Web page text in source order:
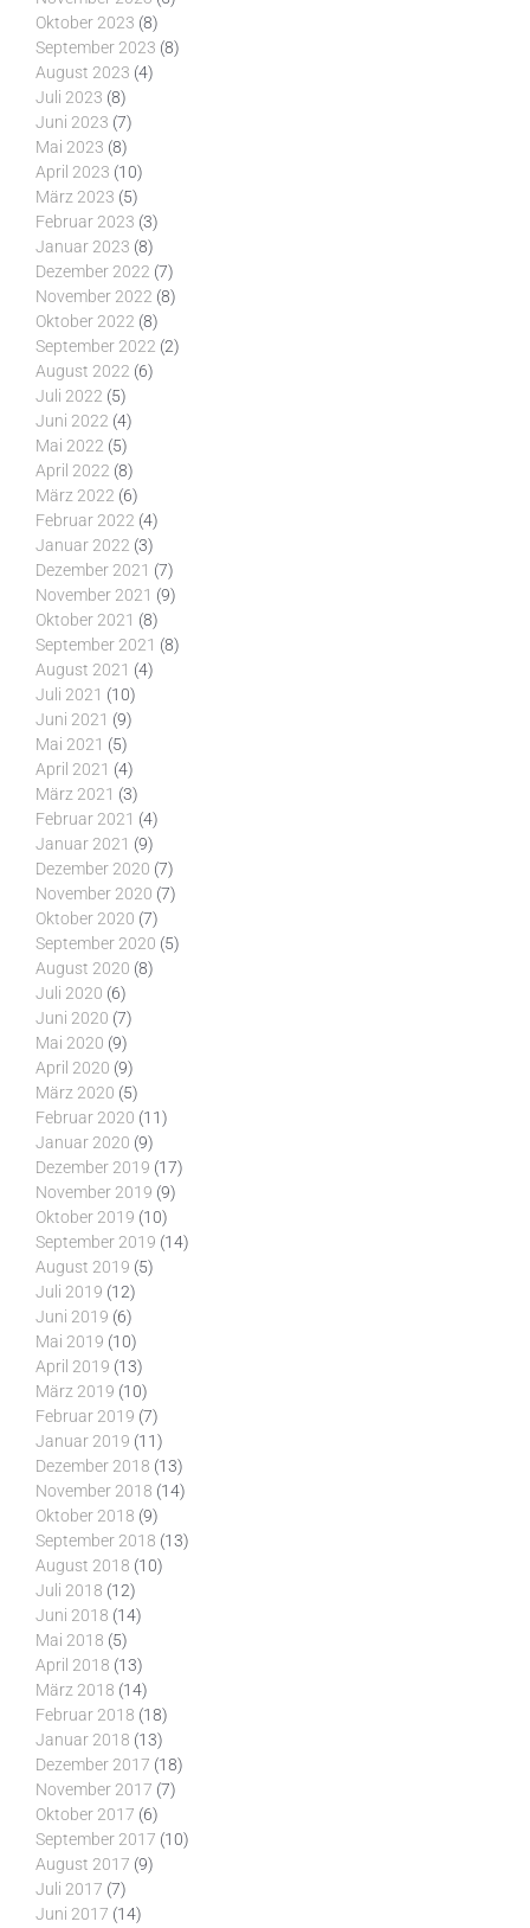
Oktober 2023 (8)
September 2023 (8)
August 2023 (4)
Juli 2023 (8)
Juni 2023 (7)
Mai 2023 (8)
April 2023 (10)
März 2023 (5)
Februar 2023 (3)
Januar 2023 (8)
Dezember 2022 (7)
November 2022 (8)
Oktober 2022 (8)
September 2022 (2)
August 2022 (6)
Juli 2022 (5)
Juni 2022 (4)
Mai 2022 (5)
April 2022 (8)
März 2022 (6)
Februar 2022 (4)
Januar 2022 (3)
Dezember 2021 (7)
November 2021 (9)
Oktober 2021 (8)
September 2021 (8)
August 2021 (4)
Juli 2021 (10)
Juni 2021 (9)
Mai 2021 (5)
April 2021 (4)
März 2021 (3)
Februar 2021 (4)
Januar 2021 (9)
Dezember 2020 (7)
November 2020 (7)
Oktober 2020 (7)
September 2020 (5)
August 2020 (8)
Juli 2020 (6)
Juni 2020 (7)
Mai 2020 (9)
April 2020 (9)
März 2020 (5)
Februar 2020 (11)
Januar 2020 (9)
Dezember 2019 (17)
November 2019 (9)
Oktober 2019 (10)
September 2019 (14)
August 2019 (5)
Juli 2019 (12)
Juni 2019 (6)
Mai 2019 (10)
April 2019 (13)
März 2019 (10)
Februar 2019 (7)
Januar 2019 (11)
Dezember 2018 (13)
November 2018 (14)
Oktober 2018 (9)
September 2018 (13)
August 2018 (10)
Juli 2018 (12)
Juni 2018 (14)
Mai 2018 (5)
April 2018 (13)
März 2018 (14)
Februar 2018 (18)
Januar 2018 (13)
Dezember 2017 (18)
November 2017 (7)
Oktober 2017 (6)
September 2017 (10)
August 2017 (9)
Juli 2017 (7)
Juni 2017 (14)